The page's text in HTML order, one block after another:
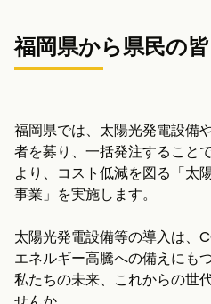
福岡県から県民の
福岡県では、太陽光発電設備
者を募り、一括発注すること
より、コスト低減を図る「太
事業」を実施します。
太陽光発電設備等の導入は、
エネルギー高騰への備えにも
私たちの未来、これからの世